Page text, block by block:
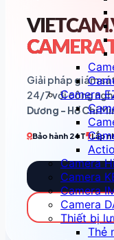
Camera
Camera
Camera
Camera
Camera
Thiết bị
Thẻ
CAMERA
Giải pháp giám
24/7 với công
Dương - Hồ Chí
Bảo hành 24T Lắp